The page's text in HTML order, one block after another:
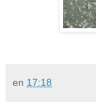
en 17:18